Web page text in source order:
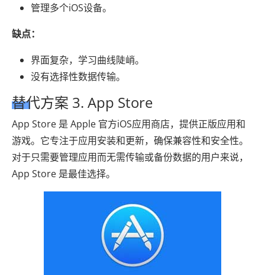
管理多个iOS设备。
缺点：
界面复杂，学习曲线陡峭。
没有选择性数据传输。
替代方案 3. App Store
App Store 是 Apple 官方iOS应用商店，提供正版应用和
游戏。它专注于应用安装和更新，确保兼容性和安全性。
对于只需要管理应用而无需传输或备份数据的用户来说，
App Store 是最佳选择。